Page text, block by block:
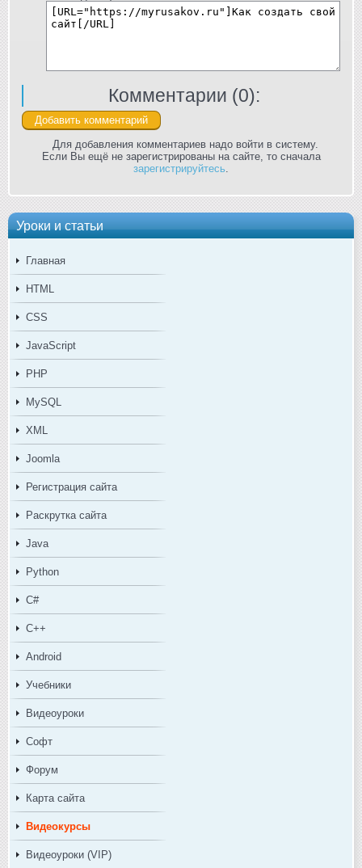
Уроки и статьи
Главная
HTML
CSS
JavaScript
PHP
MySQL
XML
Joomla
Регистрация сайта
Раскрутка сайта
Java
Python
C#
C++
Android
Учебники
Видеоуроки
Софт
Форум
Карта сайта
Видеокурсы
Видеоуроки (VIP)
Комментарии (0):
Для добавления комментариев надо войти в систему.
Если Вы ещё не зарегистрированы на сайте, то сначала
зарегистрируйтесь